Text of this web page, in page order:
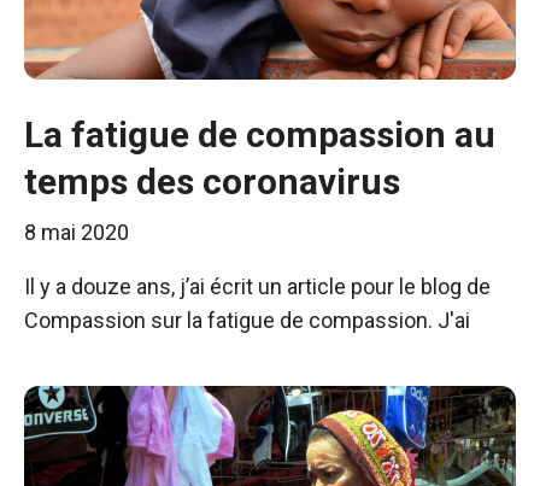
La fatigue de compassion au
temps des coronavirus
8 mai 2020
Il y a douze ans, j’ai écrit un article pour le blog de
Compassion sur la fatigue de compassion. J'ai